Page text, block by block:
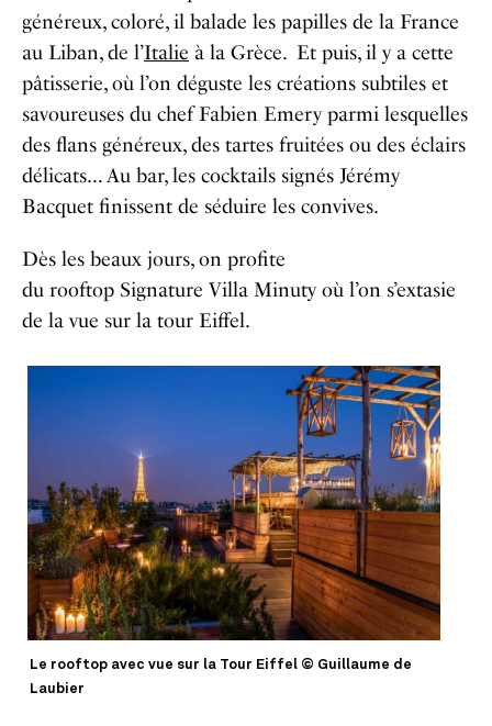
généreux, coloré, il balade les papilles de la France
au Liban, de l’Italie à la Grèce. Et puis, il y a cette
pâtisserie, où l’on déguste les créations subtiles et
savoureuses du chef Fabien Emery parmi lesquelles
des flans généreux, des tartes fruitées ou des éclairs
délicats… Au bar, les cocktails signés Jérémy
Bacquet finissent de séduire les convives.
Dès les beaux jours, on profite
du rooftop Signature Villa Minuty où l’on s’extasie
de la vue sur la tour Eiffel.
Le rooftop avec vue sur la Tour Eiffel © Guillaume de
Laubier